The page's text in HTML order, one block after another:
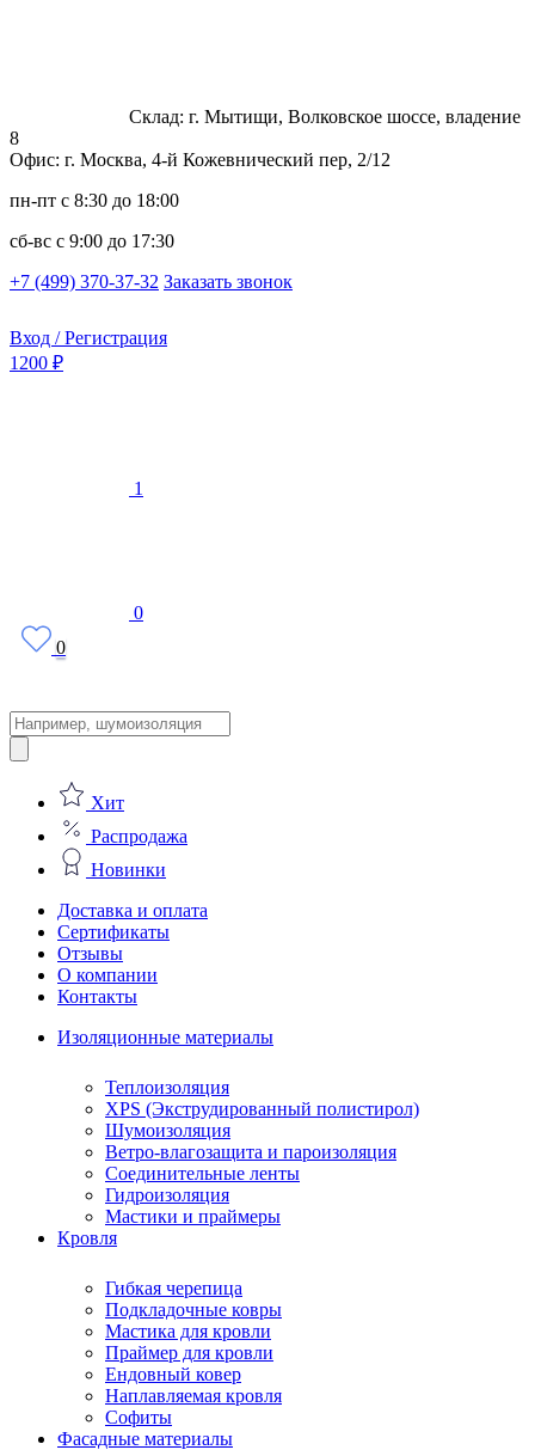
Склад: г. Мытищи, Волковское шоссе, владение
8
Офис: г. Москва, 4-й Кожевнический пер, 2/12
пн-пт с 8:30 до 18:00
сб-вс с 9:00 до 17:30
+7 (499) 370-37-32 Заказать звонок
Вход / Регистрация
1200 ₽
1
0
0
Поиск
товаров
Хит
Распродажа
Новинки
Доставка и оплата
Сертификаты
Отзывы
О компании
Контакты
Изоляционные материалы
Теплоизоляция
XPS (Экструдированный полистирол)
Шумоизоляция
Ветро-влагозащита и пароизоляция
Соединительные ленты
Гидроизоляция
Мастики и праймеры
Кровля
Гибкая черепица
Подкладочные ковры
Мастика для кровли
Праймер для кровли
Ендовный ковер
Наплавляемая кровля
Софиты
Фасадные материалы